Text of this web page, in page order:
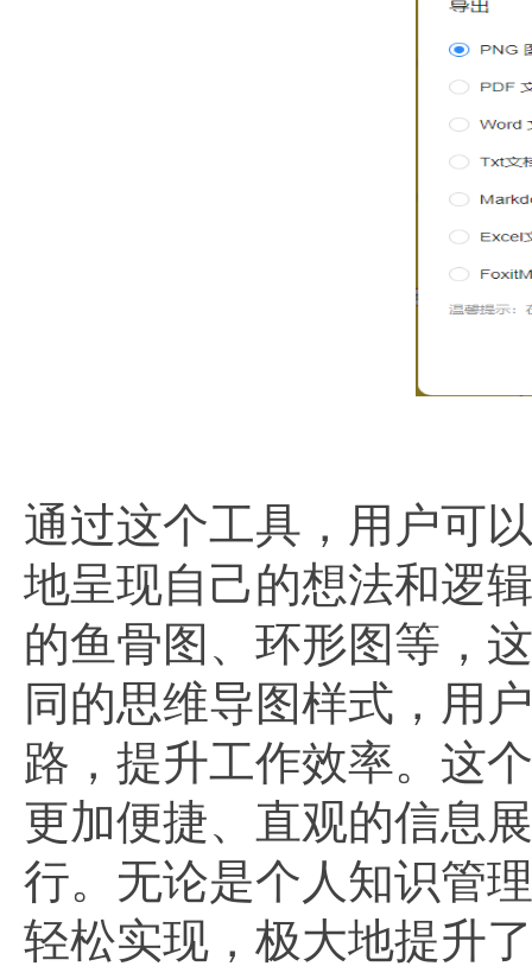
通过这个工具，用户可
地呈现自己的想法和逻
的鱼骨图、环形图等，
同的思维导图样式，用
路，提升工作效率。这
更加便捷、直观的信息
行。无论是个人知识管
轻松实现，极大地提升